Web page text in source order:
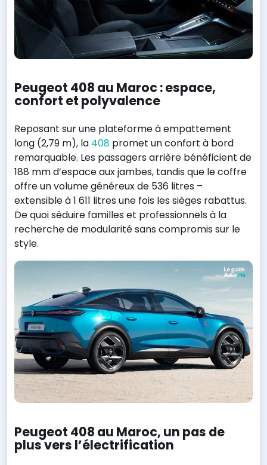
Peugeot 408 au Maroc : espace,
confort et polyvalence
Reposant sur une plateforme à empattement
long (2,79 m), la 408 promet un confort à bord
remarquable. Les passagers arrière bénéficient de
188 mm d’espace aux jambes, tandis que le coffre
offre un volume généreux de 536 litres –
extensible à 1 611 litres une fois les sièges rabattus.
De quoi séduire familles et professionnels à la
recherche de modularité sans compromis sur le
style.
Peugeot 408 au Maroc, un pas de
plus vers l’électrification